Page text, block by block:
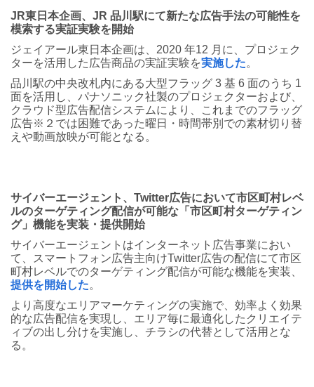
JR東日本企画、JR 品川駅にて新たな広告手法の可能性を
模索する実証実験を開始
ジェイアール東日本企画は、2020 年12 月に、プロジェク
ターを活用した広告商品の実証実験を実施した。
品川駅の中央改札内にある大型フラッグ 3 基 6 面のうち 1
面を活用し、パナソニック社製のプロジェクターおよび、
クラウド型広告配信システムにより、これまでのフラッグ
広告※２では困難であった曜日・時間帯別での素材切り替
えや動画放映が可能となる。
サイバーエージェント、Twitter広告において市区町村レベ
ルのターゲティング配信が可能な「市区町村ターゲティン
グ」機能を実装・提供開始
サイバーエージェントはインターネット広告事業におい
て、スマートフォン広告主向けTwitter広告の配信にて市区
町村レベルでのターゲティング配信が可能な機能を実装、
提供を開始した。
より高度なエリアマーケティングの実施で、効率よく効果
的な広告配信を実現し、エリア毎に最適化したクリエイテ
ィブの出し分けを実施し、チラシの代替として活用とな
る。